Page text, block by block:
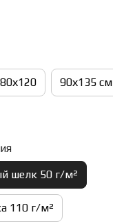
80х120 90х135 см
шелк 50 г/м²
110 г/м²